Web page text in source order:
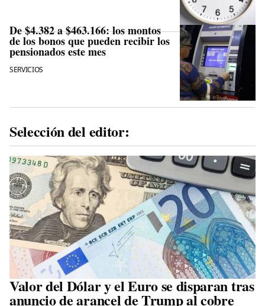
De $4.382 a $463.166: los montos
de los bonos que pueden recibir los
pensionados este mes
SERVICIOS
Selección del editor:
Valor del Dólar y el Euro se disparan tras
anuncio de arancel de Trump al cobre